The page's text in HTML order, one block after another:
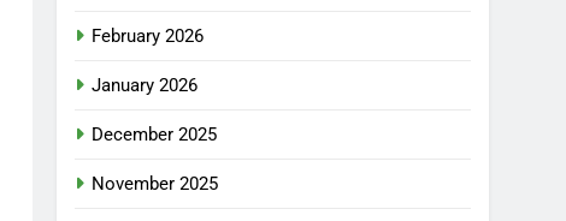
February 2026
January 2026
December 2025
November 2025